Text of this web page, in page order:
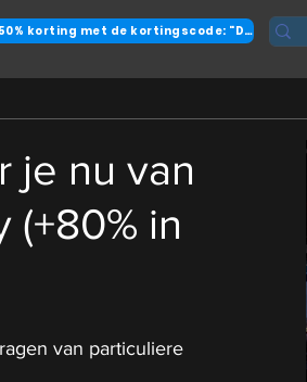
Profiteer nu van 50% korting met de kortingscode: "DANK"
je nu van
in
van particuliere